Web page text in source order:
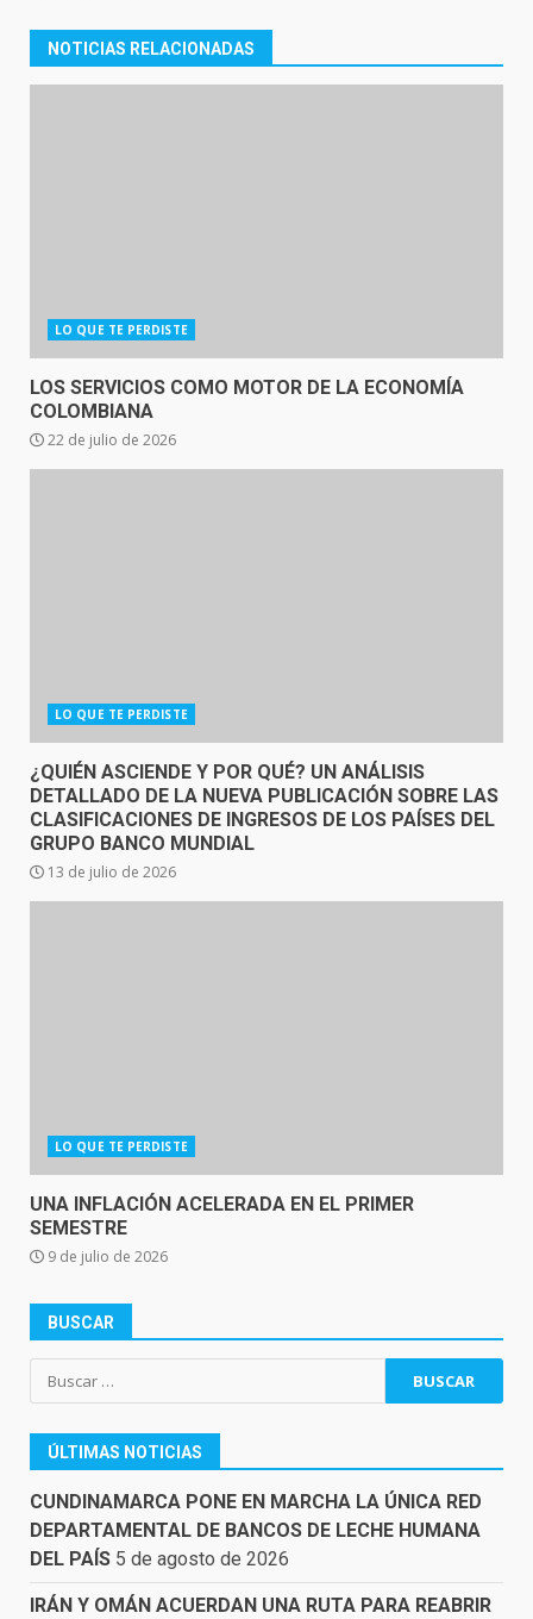
NOTICIAS RELACIONADAS
LO QUE TE PERDISTE
LOS SERVICIOS COMO MOTOR DE LA ECONOMÍA
COLOMBIANA
22 de julio de 2026
LO QUE TE PERDISTE
¿QUIÉN ASCIENDE Y POR QUÉ? UN ANÁLISIS
DETALLADO DE LA NUEVA PUBLICACIÓN SOBRE LAS
CLASIFICACIONES DE INGRESOS DE LOS PAÍSES DEL
GRUPO BANCO MUNDIAL
13 de julio de 2026
LO QUE TE PERDISTE
UNA INFLACIÓN ACELERADA EN EL PRIMER
SEMESTRE
9 de julio de 2026
BUSCAR
Buscar:
ÚLTIMAS NOTICIAS
CUNDINAMARCA PONE EN MARCHA LA ÚNICA RED
DEPARTAMENTAL DE BANCOS DE LECHE HUMANA
DEL PAÍS 5 de agosto de 2026
IRÁN Y OMÁN ACUERDAN UNA RUTA PARA REABRIR